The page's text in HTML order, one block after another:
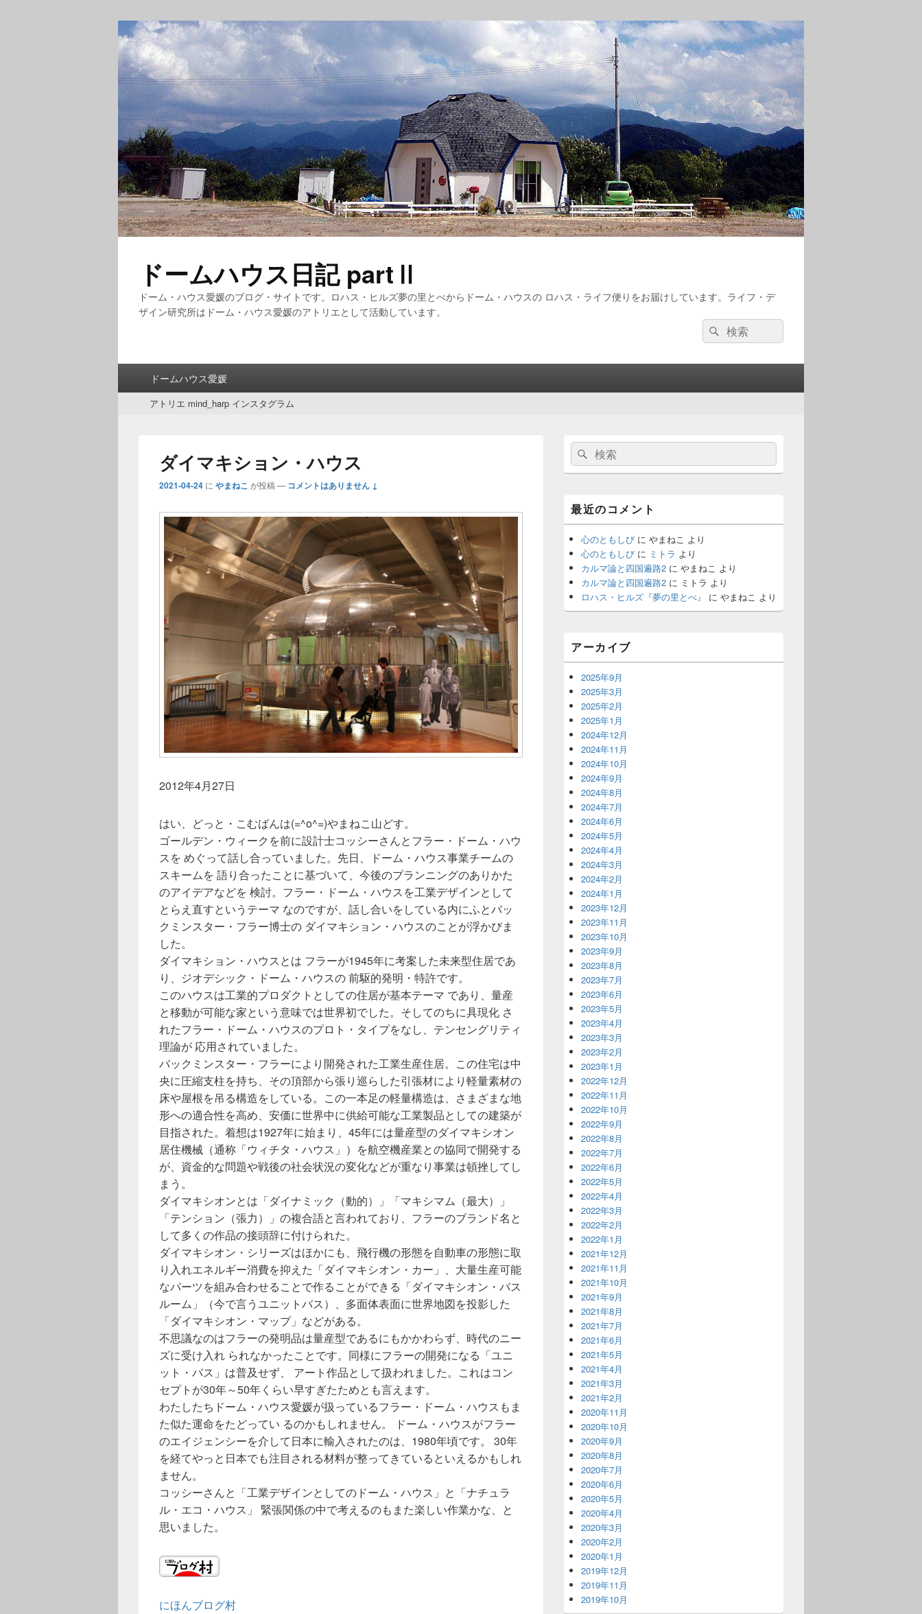
ドームハウス日記 partⅡ
ドーム・ハウス愛媛のブログ・サイトです。ロハス・ヒルズ夢の里とべからドーム・ハウスの ロハス・ライフ便りをお届けしています。ライフ・デ
ザイン研究所はドーム・ハウス愛媛のアトリエとして活動しています。
検
索:
検
索
ドームハウス愛媛
アトリエ mind_harp インスタグラム
ダイマキション・ハウス
2021-04-24 に やまねこ が投稿 — コメントはありません ↓
2012年4月27日
はい、どっと・こむばんは(=^o^=)やまねこ山どす。
ゴールデン・ウィークを前に設計士コッシーさんとフラー・ドーム・ハウ
スを めぐって話し合っていました。先日、ドーム・ハウス事業チームの
スキームを 語り合ったことに基づいて、今後のプランニングのありかた
のアイデアなどを 検討。フラー・ドーム・ハウスを工業デザインとして
とらえ直すというテーマ なのですが、話し合いをしている内にふとバッ
クミンスター・フラー博士の ダイマキション・ハウスのことが浮かびま
した。
ダイマキション・ハウスとは フラーが1945年に考案した未来型住居であ
り、ジオデシック・ドーム・ハウスの 前駆的発明・特許です。
このハウスは工業的プロダクトとしての住居が基本テーマ であり、量産
と移動が可能な家という意味では世界初でした。そしてのちに具現化 さ
れたフラー・ドーム・ハウスのプロト・タイプをなし、テンセングリティ
理論が 応用されていました。
バックミンスター・フラーにより開発された工業生産住居。この住宅は中
央に圧縮支柱を持ち、その頂部から張り巡らした引張材により軽量素材の
床や屋根を吊る構造をしている。この一本足の軽量構造は、さまざまな地
形への適合性を高め、安価に世界中に供給可能な工業製品としての建築が
目指された。着想は1927年に始まり、45年には量産型のダイマキシオン
居住機械（通称「ウィチタ・ハウス」）を航空機産業との協同で開発する
が、資金的な問題や戦後の社会状況の変化などが重なり事業は頓挫してし
まう。
ダイマキシオンとは「ダイナミック（動的）」「マキシマム（最大）」
「テンション（張力）」の複合語と言われており、フラーのブランド名と
して多くの作品の接頭辞に付けられた。
ダイマキシオン・シリーズはほかにも、飛行機の形態を自動車の形態に取
り入れエネルギー消費を抑えた「ダイマキシオン・カー」、大量生産可能
なパーツを組み合わせることで作ることができる「ダイマキシオン・バス
ルーム」（今で言うユニットバス）、多面体表面に世界地図を投影した
「ダイマキシオン・マップ」などがある。
不思議なのはフラーの発明品は量産型であるにもかかわらず、時代のニー
ズに受け入れ られなかったことです。同様にフラーの開発になる「ユニ
ット・バス」は普及せず、 アート作品として扱われました。これはコン
セプトが30年～50年くらい早すぎたためとも言えます。
わたしたちドーム・ハウス愛媛が扱っているフラー・ドーム・ハウスもま
た似た運命をたどってい るのかもしれません。 ドーム・ハウスがフラー
のエイジェンシーを介して日本に輸入されたのは、1980年頃です。 30年
を経てやっと日本でも注目される材料が整ってきているといえるかもしれ
ません。
コッシーさんと「工業デザインとしてのドーム・ハウス」と「ナチュラ
ル・エコ・ハウス」 緊張関係の中で考えるのもまた楽しい作業かな、と
思いました。
にほんブログ村
メ
ン
サ
バ
ー
ウ
ィ
ジ
ト
エ
検
索:
検
索
最近のコメント
心のともしび に やまねこ より
心のともしび に ミトラ より
カルマ論と四国遍路2 に やまねこ より
カルマ論と四国遍路2 に ミトラ より
ロハス・ヒルズ『夢の里とべ』
に やまねこ より
アーカイブ
2025年9月
2025年3月
2025年2月
2025年1月
2024年12月
2024年11月
2024年10月
2024年9月
2024年8月
2024年7月
2024年6月
2024年5月
2024年4月
2024年3月
2024年2月
2024年1月
2023年12月
2023年11月
2023年10月
2023年9月
2023年8月
2023年7月
2023年6月
2023年5月
2023年4月
2023年3月
2023年2月
2023年1月
2022年12月
2022年11月
2022年10月
2022年9月
2022年8月
2022年7月
2022年6月
2022年5月
2022年4月
2022年3月
2022年2月
2022年1月
2021年12月
2021年11月
2021年10月
2021年9月
2021年8月
2021年7月
2021年6月
2021年5月
2021年4月
2021年3月
2021年2月
2020年11月
2020年10月
2020年9月
2020年8月
2020年7月
2020年6月
2020年5月
2020年4月
2020年3月
2020年2月
2020年1月
2019年12月
2019年11月
2019年10月